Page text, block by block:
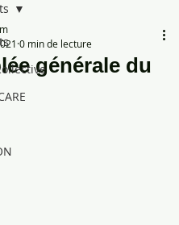
générale du
0 min de lecture